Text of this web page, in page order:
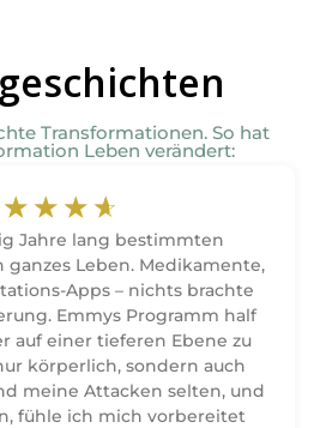
Transformationen. So hat
Leben verändert:
☆ ☆ ☆ ☆
Jahre lang bestimmten
ganzes Leben. Medikamente,
Apps – nichts brachte
Emmys Programm half
auf einer tieferen Ebene zu
körperlich, sondern auch
meine Attacken selten, und
fühle ich mich vorbereitet